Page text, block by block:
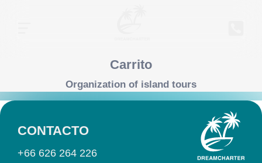
Carrito
Organization of island tours
CONTACTO
+66 626 264 226